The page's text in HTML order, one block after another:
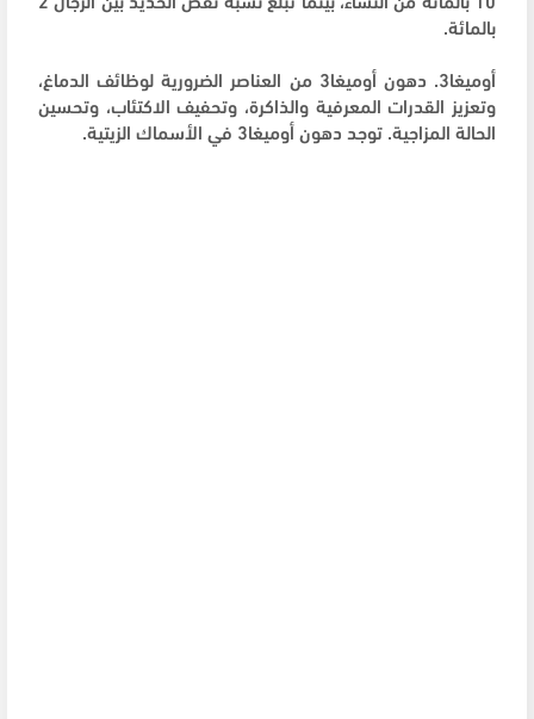
بالمائة.
أوميغا3. دهون أوميغا3 من العناصر الضرورية لوظائف الدماغ،
وتعزيز القدرات المعرفية والذاكرة، وتحفيف الاكتئاب، وتحسين
الحالة المزاجية. توجد دهون أوميغا3 في الأسماك الزيتية.